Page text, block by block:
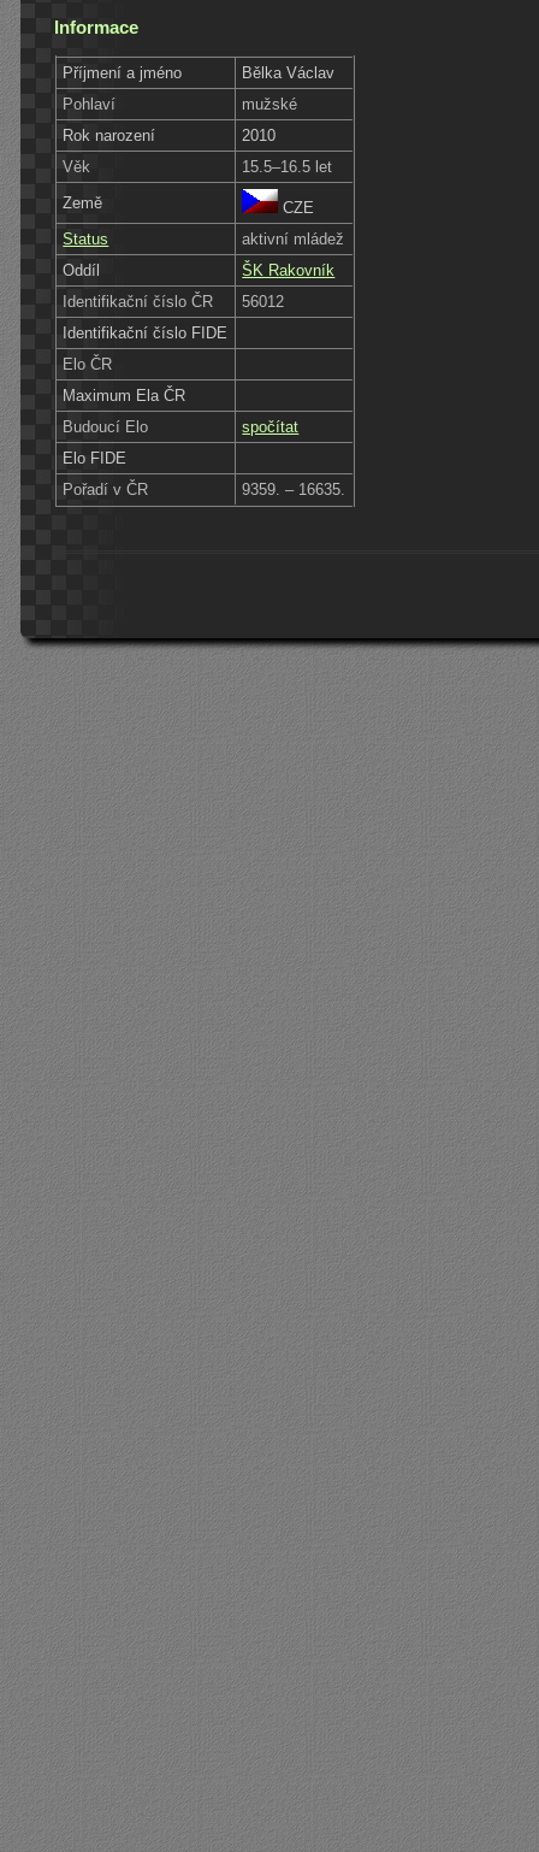
Informace
Příjmení a jméno
Bělka Václav
Pohlaví
mužské
Rok narození
2010
Věk
15.5–16.5 let
Země
CZE
Status
aktivní mládež
Oddíl
ŠK Rakovník
Identifikační číslo ČR
56012
Identifikační číslo FIDE
Elo ČR
Maximum Ela ČR
Budoucí Elo
spočítat
Elo FIDE
Pořadí v ČR
9359. – 16635.